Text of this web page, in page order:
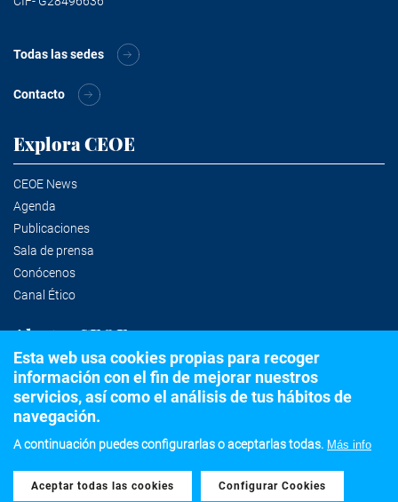
Todas las sedes
Contacto
Explora CEOE
CEOE News
Agenda
Publicaciones
Sala de prensa
Conócenos
Canal Ético
Alertas CEOE
Suscríbete a la newsletter
©2020 Confederación Española de Organizaciones Empresariales
Aviso legal
Esta web usa cookies propias para recoger
información con el fin de mejorar nuestros
servicios, así como el análisis de tus hábitos de
navegación.
A continuación puedes configurarlas o aceptarlas todas. Más info
Aceptar todas las cookies
Withdraw consent